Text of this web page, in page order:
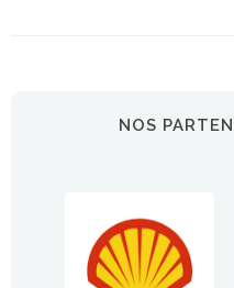
NOS